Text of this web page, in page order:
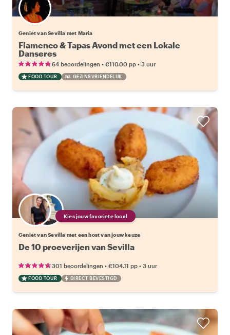
Geniet van Sevilla met Maria
Flamenco & Tapas Avond met een Lokale
Danseres
64 beoordelingen • €110.00 pp • 3 uur
FOOD TOUR GEZINSVRIENDELIJK
Kies jouw favoriete local
Geniet van Sevilla met een host van jouw keuze
De 10 proeverijen van Sevilla
301 beoordelingen • €104.11 pp • 3 uur
FOOD TOUR DIRECT BEVESTIGD